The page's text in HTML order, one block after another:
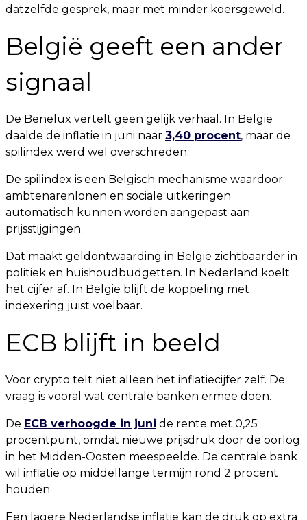
datzelfde gesprek, maar met minder koersgeweld.
België geeft een ander
signaal
De Benelux vertelt geen gelijk verhaal. In België
daalde de inflatie in juni naar 3,40 procent, maar de
spilindex werd wel overschreden.
De spilindex is een Belgisch mechanisme waardoor
ambtenarenlonen en sociale uitkeringen
automatisch kunnen worden aangepast aan
prijsstijgingen.
Dat maakt geldontwaarding in België zichtbaarder in
politiek en huishoudbudgetten. In Nederland koelt
het cijfer af. In België blijft de koppeling met
indexering juist voelbaar.
ECB blijft in beeld
Voor crypto telt niet alleen het inflatiecijfer zelf. De
vraag is vooral wat centrale banken ermee doen.
De ECB verhoogde in juni de rente met 0,25
procentpunt, omdat nieuwe prijsdruk door de oorlog
in het Midden-Oosten meespeelde. De centrale bank
wil inflatie op middellange termijn rond 2 procent
houden.
Een lagere Nederlandse inflatie kan de druk op extra